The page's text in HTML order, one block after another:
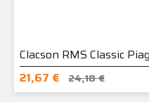
Clacson RMS Classic
21,67 €
24,18 €